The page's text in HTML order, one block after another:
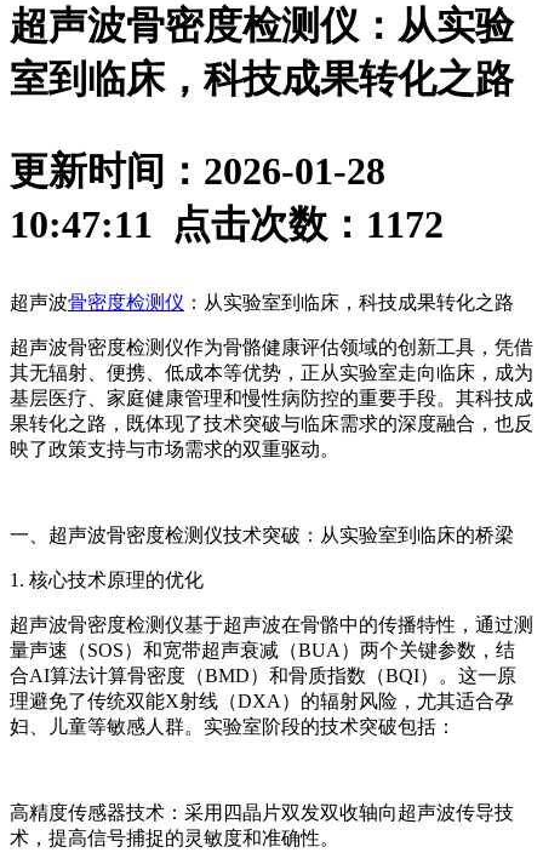
超声波骨密度检测仪：从实验
室到临床，科技成果转化之路
更新时间：2026-01-28
10:47:11 点击次数： 1172
超声波骨密度检测仪 ：从实验室到临床，科技成果转化之路
超声波骨密度检测仪作为骨骼健康评估领域的创新工具，凭借
其无辐射、便携、低成本等优势，正从实验室走向临床，成为
基层医疗、家庭健康管理和慢性病防控的重要手段。其科技成
果转化之路，既体现了技术突破与临床需求的深度融合，也反
映了政策支持与市场需求的双重驱动。
一、 超声波骨密度检测仪技术突破：从实验室到临床的桥梁
1. 核心技术原理的优化
超声波骨密度检测仪基于超声波在骨骼中的传播特性，通过测
量声速（SOS）和宽带超声衰减（BUA）两个关键参数，结
合AI算法计算骨密度（BMD）和骨质指数（BQI）。这一原
理避免了传统双能X射线（DXA）的辐射风险，尤其适合孕
妇、儿童等敏感人群。实验室阶段的技术突破包括：
高精度传感器技术：采用四晶片双发双收轴向超声波传导技
术，提高信号捕捉的灵敏度和准确性。